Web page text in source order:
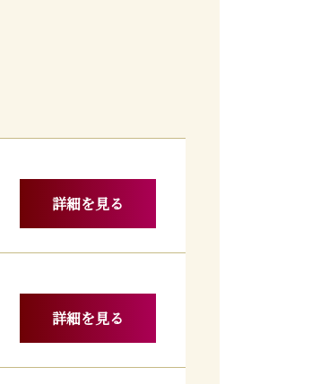
詳細を見る
詳細を見る